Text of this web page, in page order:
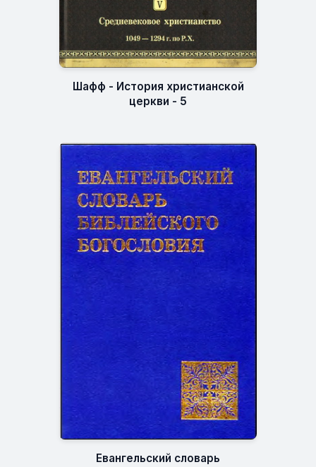
Шафф - История христианской
церкви - 5
Евангельский словарь